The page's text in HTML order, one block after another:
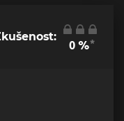
0%*